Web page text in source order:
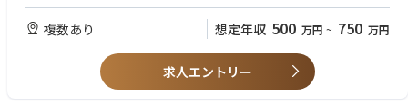
い。私たちは、お客様にとっての最適とは何かを考えるエンジニアリング
会社です。
半導体クリーンルーム、バイオ医薬品プラント、食品プラントなどスキ
ルアップに適した様々な高度案件に携わることが可能です。
◇WLBの改善と大手安心の福利厚生
平均残業時間は35時間程度（前年度比−13時間）と削減しており、福利厚
複数あり 想定年収 500 万円 ~ 750 万円
求人エントリー